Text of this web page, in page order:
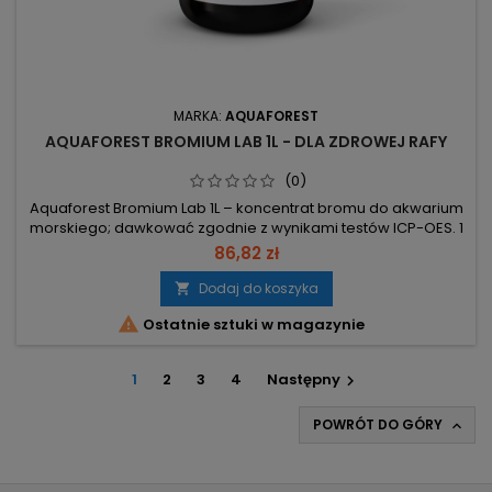
MARKA: AQUAFOREST
AQUAFOREST BROMIUM LAB 1L - DLA ZDROWEJ RAFY
(0)
Aquaforest Bromium Lab 1L – koncentrat bromu do akwarium
morskiego; dawkować zgodnie z wynikami testów ICP-OES. 1
L – objętość opakowania. 10 ml → +10 mg/l (ppm) w 100 l –
precyzyjne podwyższanie poziomu bromu. Zalecany poziom
55.00–74.00 mg/l (ppm) – celowy zakres do utrzymania.
Dawkowanie wg wyników ICP-OES; testy wody dostarczają
informacji o 36...
86,82 zł
 Dodaj do koszyka
 Ostatnie sztuki w magazynie
1 2 3 4 Następny 
POWRÓT DO GÓRY 